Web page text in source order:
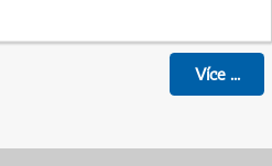
Více...